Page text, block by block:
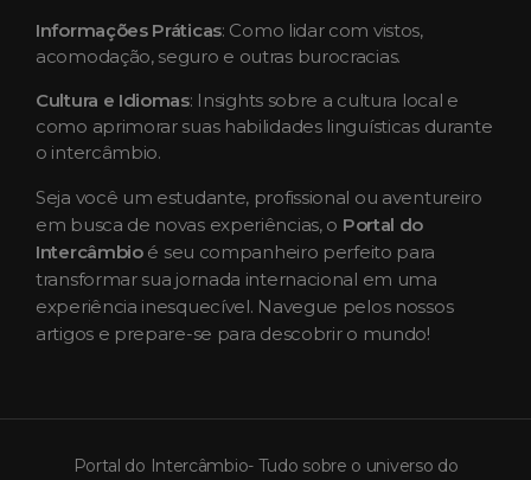
Informações Práticas: Como lidar com vistos,
acomodação, seguro e outras burocracias.
Cultura e Idiomas: Insights sobre a cultura local e
como aprimorar suas habilidades linguísticas durante
o intercâmbio.
Seja você um estudante, profissional ou aventureiro
em busca de novas experiências, o Portal do
Intercâmbioé seu companheiro perfeito para
transformar sua jornada internacional em uma
experiência inesquecível. Navegue pelos nossos
artigos e prepare-se para descobrir o mundo!
Portal do Intercâmbio- Tudo sobre o universo do